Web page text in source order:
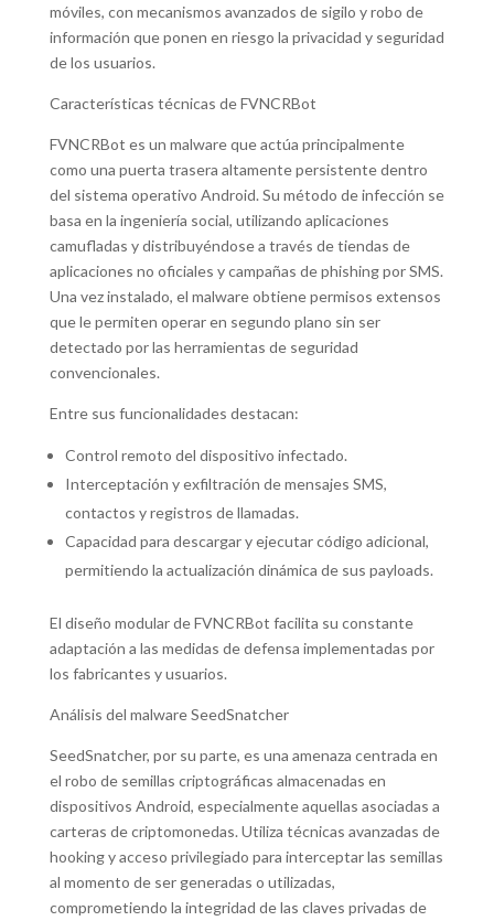
móviles, con mecanismos avanzados de sigilo y robo de
información que ponen en riesgo la privacidad y seguridad
de los usuarios.
Características técnicas de FVNCRBot
FVNCRBot es un malware que actúa principalmente
como una puerta trasera altamente persistente dentro
del sistema operativo Android. Su método de infección se
basa en la ingeniería social, utilizando aplicaciones
camufladas y distribuyéndose a través de tiendas de
aplicaciones no oficiales y campañas de phishing por SMS.
Una vez instalado, el malware obtiene permisos extensos
que le permiten operar en segundo plano sin ser
detectado por las herramientas de seguridad
convencionales.
Entre sus funcionalidades destacan:
Control remoto del dispositivo infectado.
Interceptación y exfiltración de mensajes SMS,
contactos y registros de llamadas.
Capacidad para descargar y ejecutar código adicional,
permitiendo la actualización dinámica de sus payloads.
El diseño modular de FVNCRBot facilita su constante
adaptación a las medidas de defensa implementadas por
los fabricantes y usuarios.
Análisis del malware SeedSnatcher
SeedSnatcher, por su parte, es una amenaza centrada en
el robo de semillas criptográficas almacenadas en
dispositivos Android, especialmente aquellas asociadas a
carteras de criptomonedas. Utiliza técnicas avanzadas de
hooking y acceso privilegiado para interceptar las semillas
al momento de ser generadas o utilizadas,
comprometiendo la integridad de las claves privadas de